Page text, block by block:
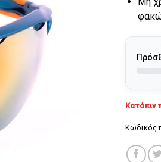
Κατόπιν
Κωδικός